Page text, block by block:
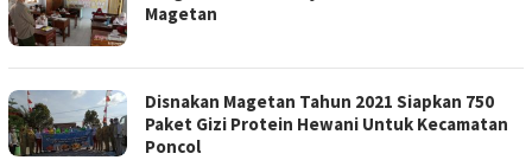
Magetan
Disnakan Magetan Tahun 2021 Siapkan 750
Paket Gizi Protein Hewani Untuk Kecamatan
Poncol